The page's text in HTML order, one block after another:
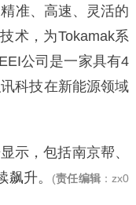
准、高速、灵活的
术，为Tokamak系
公司是一家具有4
科技在新能源领域
示，包括南京帮、
升。
(责任编辑：zx0